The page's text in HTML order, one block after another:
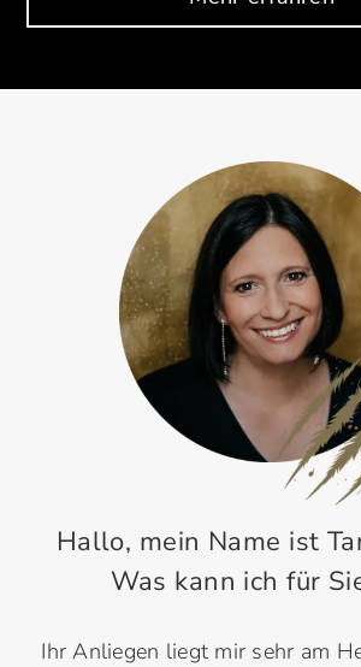
Hallo, mein Name ist
Was kann ich für
Ihr Anliegen liegt mir sehr am